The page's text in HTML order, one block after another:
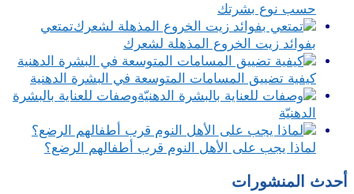
حسب نوع بشرتك
تمتعي
بفوائد زيت الخروع المذهلة لشعرك
كيفية تضييق المسامات المتوسعة في البشرة الدهنية
وصفات للعناية بالبشرة
الدهنيّة
لماذا يجب على الأهل النوم قرب أطفالهم الرضع؟
أحدث المنشورات